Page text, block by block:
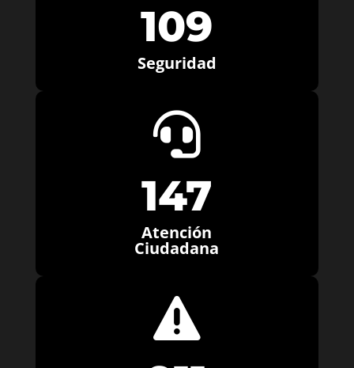
109
Seguridad

147
Atención
Ciudadana
